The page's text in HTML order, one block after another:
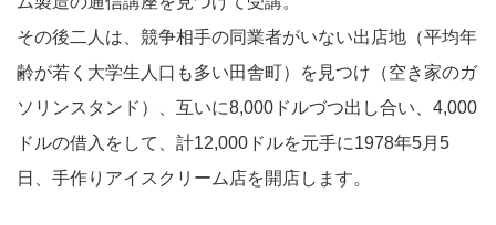
その後二人は、競争相手の同業者がいない出店地（平均年
齢が若く大学生人口も多い田舎町）を見つけ（空き家のガ
ソリンスタンド）、互いに8,000ドルづつ出し合い、4,000
ドルの借入をして、計12,000ドルを元手に1978年5月5
日、手作りアイスクリーム店を開店します。